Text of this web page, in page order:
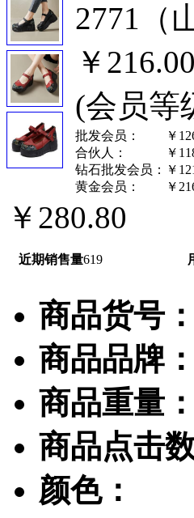
2771（
￥216.00
(会员等
批发会员：
￥
合伙人：
￥
钻石批发会员：
￥
黄金会员：
￥
￥280.80
近期销售量619
商品货号：
商品品牌：
商品重量：
商品点击数
颜色：